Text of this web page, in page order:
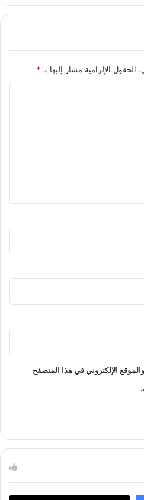
الحقول الإلزامية مشار إليها بـ*
الإلكتروني في هذا المتصفح